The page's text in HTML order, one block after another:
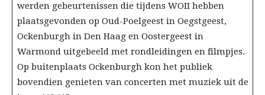
werden gebeurtenissen die tijdens WOII hebben
plaatsgevonden op Oud-Poelgeest in Oegstgeest,
Ockenburgh in Den Haag en Oostergeest in
Warmond uitgebeeld met rondleidingen en filmpjes.
Op buitenplaats Ockenburgh kon het publiek
bovendien genieten van concerten met muziek uit de